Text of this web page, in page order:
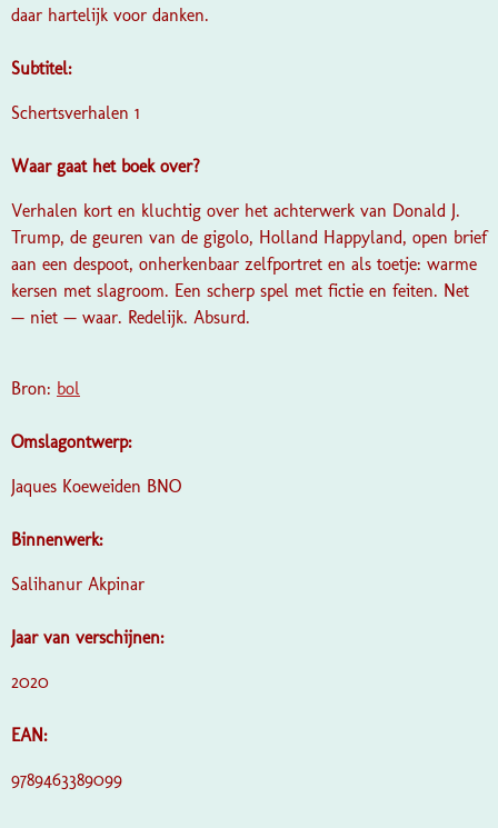
daar hartelijk voor danken.
Subtitel:
Schertsverhalen 1
Waar gaat het boek over?
Verhalen kort en kluchtig over het achterwerk van Donald J.
Trump, de geuren van de gigolo, Holland Happyland, open brief
aan een despoot, onherkenbaar zelfportret en als toetje: warme
kersen met slagroom. Een scherp spel met fictie en feiten. Net
— niet — waar. Redelijk. Absurd.
Bron: bol
Omslagontwerp:
Jaques Koeweiden BNO
Binnenwerk:
Salihanur Akpinar
Jaar van verschijnen:
2020
EAN:
9789463389099